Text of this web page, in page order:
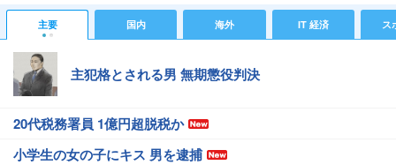
主要 国内 海外 IT 経済 ス
主犯格とされる男 無期懲役判決
20代税務署員 1億円超脱税か
小学生の女の子にキス 男を逮捕